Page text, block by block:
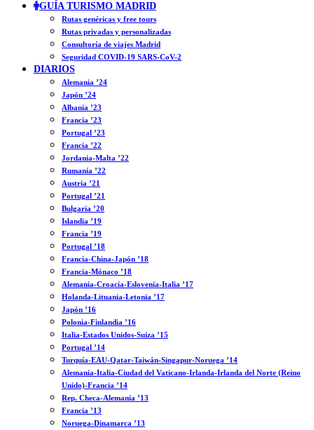
GUÍA TURISMO MADRID
Rutas genéricas y free tours
Rutas privadas y personalizadas
Consultoría de viajes Madrid
Seguridad COVID-19 SARS-CoV-2
DIARIOS
Alemania ’24
Japón ’24
Albania ’23
Francia ’23
Portugal ’23
Francia ’22
Jordania-Malta ’22
Rumanía ’22
Austria ’21
Portugal ’21
Bulgaria ’20
Islandia ’19
Francia ’19
Portugal ’18
Francia-China-Japón ’18
Francia-Mónaco ’18
Alemania-Croacia-Eslovenia-Italia ’17
Holanda-Lituania-Letonia ’17
Japón ’16
Polonia-Finlandia ’16
Italia-Estados Unidos-Suiza ’15
Portugal ’14
Turquía-EAU-Qatar-Taiwán-Singapur-Noruega ’14
Alemania-Italia-Ciudad del Vaticano-Irlanda-Irlanda del Norte (Reino
Unido)-Francia ’14
Rep. Checa-Alemania ’13
Francia ’13
Noruega-Dinamarca ’13